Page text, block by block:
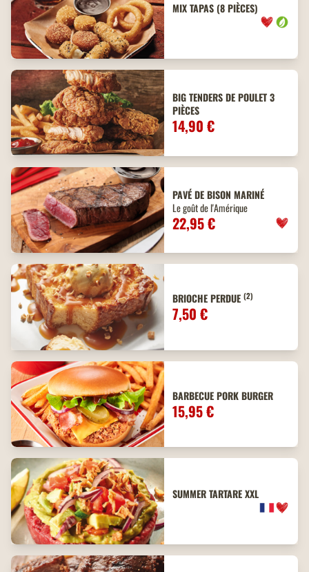
MIX TAPAS (8 PIÈCES)
BIG TENDERS DE POULET 3
PIÈCES
14,90 €
PAVÉ DE BISON MARINÉ
Le goût de l'Amérique
22,95 €
BRIOCHE PERDUE (2)
7,50 €
BARBECUE PORK BURGER
15,95 €
SUMMER TARTARE XXL